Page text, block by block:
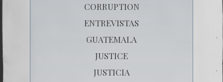
CORRUPTION
ENTREVISTAS
GUATEMALA
JUSTICE
JUSTICIA